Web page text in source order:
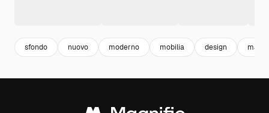
sfondo nuovo moderno mobilia design